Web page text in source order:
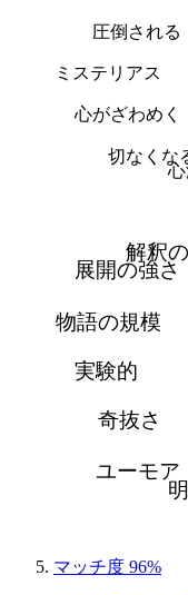
切なくな
心がざわめく
ミステリアス
圧倒される
ユーモア
奇抜さ
実験的
物語の規模
展開の強さ
解釈
マッチ度 96%